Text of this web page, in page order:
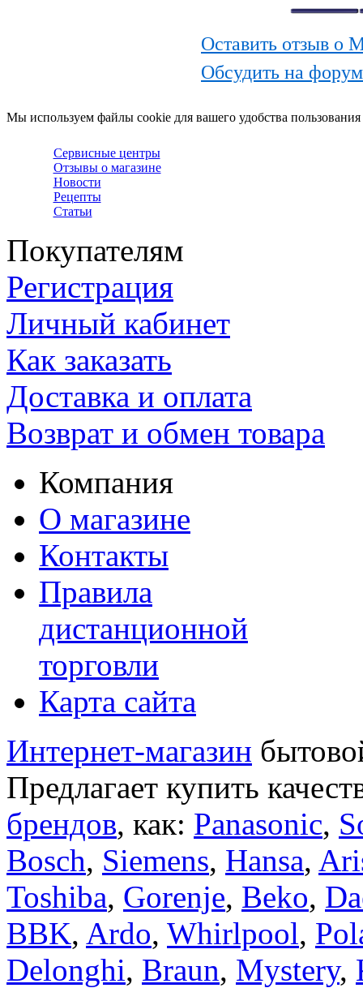
Оставить отзыв о
Обсудить на
Мы используем файлы cookie для вашего удобства
Сервисные центры
Отзывы о магазине
Новости
Рецепты
Статьи
Покупателям
Регистрация
Личный кабинет
Как заказать
Доставка и оплата
Возврат и обмен товара
Компания
О магазине
Контакты
Правила
дистанционной
торговли
Карта сайта
Интернет-магазин
Предлагает купить
брендов, как: Panasonic,
Bosch, Siemens, Hansa,
Toshiba, Gorenje, Beko,
BBK, Ardo, Whirlpool,
Delonghi, Braun, Mystery,